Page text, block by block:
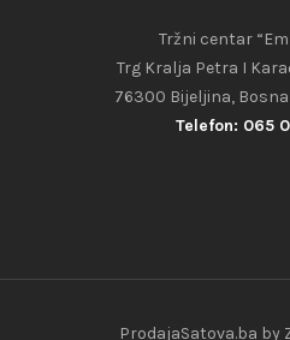
Tržni centar
Trg Kralja Petra I
76300 Bijeljina,
Telefon: 065
ProdajaSatova.ba by